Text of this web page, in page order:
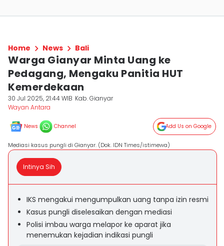
Home News Bali
Warga Gianyar Minta Uang ke
Pedagang, Mengaku Panitia HUT
Kemerdekaan
30 Jul 2025, 21:44 WIB Kab. Gianyar
Wayan Antara
News Channel Add Us on Google
Mediasi kasus pungli di Gianyar. (Dok. IDN Times/istimewa)
Intinya Sih
IKS mengakui mengumpulkan uang tanpa izin resmi
Kasus pungli diselesaikan dengan mediasi
Polisi imbau warga melapor ke aparat jika
menemukan kejadian indikasi pungli